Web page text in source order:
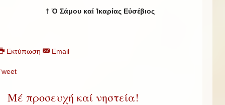
† Ὁ Σάμου καί Ἰκαρίας Εὐσέβιος
Εκτύπωση Email
Μέ προσευχή καί νηστεία!